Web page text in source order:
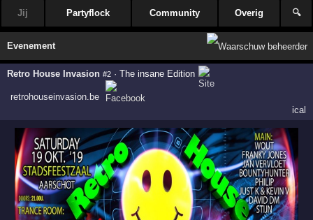
Jij Partyflock Community Overig 🔍
Evenement
Retro House Invasion #2 ·The insane Edition
retrohouseinvasion.be
ical